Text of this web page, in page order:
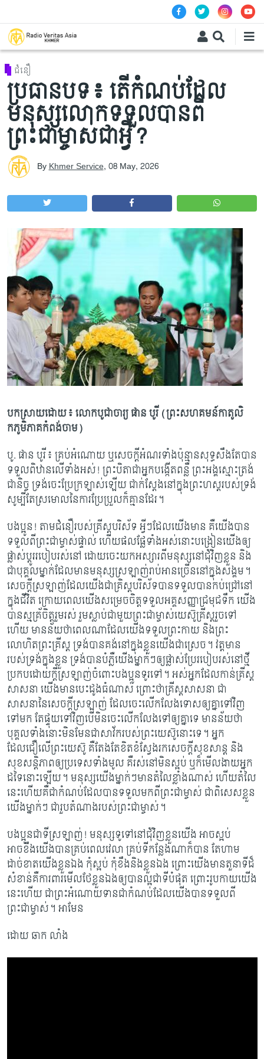
ជំនឿ
ប្រធានបទ៖ តើកំណប់ដែល
មនុស្សលោកទទួលបានពី
ព្រះជាម្ចាស់ជាអ្វី?
ByKhmer Service, 08 May, 2026
បកស្រាយដោយ៖ លោកបូជាចារ្យ ផាន បូរី (ព្រះសហគមន៍កាតូលិ
កភូមិភាគកំពង់ចាម)
បូ. ផាន បូរី៖ គ្រប់អំណោយ ឬសេចក្តីអំណរទាំង​ប៉ុន្មានសុទ្ធសឹងតែបាន
ទទួលពិឋានលើទាំងអស់! ព្រះបិតាជាអ្នកបង្កើតពន្លឺ ព្រះអង្គស្មោះត្រង់
ជានិច្ច ទ្រង់ចេះប្រែក្រឡាស់ឡើយ ជាក់ស្តែងនៅក្នុងព្រះហស្តរបស់ទ្រង់
សូម្បីតែស្រមោលនៃការប្រែប្រួលក៏គ្មានដែរ។
បងប្អូន! តាមជំនឿរបស់គ្រីស្តបរិស័ទ អ្វីៗដែលយើងមាន គឺយើងបាន
ទទួលពីព្រះជាម្ចាស់ផ្ទាល់ ហើយផលផ្លែទាំងអស់នោះបង្រៀនយើងឲ្យ
ផ្លាស់ប្តូររបៀបរស់នៅ ដោយចេះយកអស្សារពីមនុស្សនៅជុំវិញខ្លួន និង
ជាបុគ្គលម្នាក់ដែលមានមនុស្សស្រឡាញ់រាប់អានច្រើននៅក្នុងសង្គម។
សេចក្តីស្រឡាញ់ដែលយើងជាគ្រិស្តបរិស័ទបានទទួលបានកប់ជ្រៅនៅ
ក្នុងជីវិត ក្រោយពេលយើងសម្រេចចិត្តទទួលអគ្គសញ្ញាជ្រមុជទឹក យើង
បានស្មគ្រ័ចិត្តរួមរស់ រួមស្លាប់ជាមួយព្រះជាម្ចាស់យេស៊ូគ្រីស្តរួចទៅ
ហើយ មានន័យថាពេលណាដែលយើងទទួលព្រះកាយ និងព្រះ
លោហិតព្រះគ្រីស្ត ទ្រង់បានគង់នៅក្នុងខ្លួនយើងជាស្រេច។ វត្តមាន
របស់ទ្រង់ក្នុងខ្លួន ទ្រង់បានបំភ្លឺយើងម្នាក់ៗឲ្យផ្លាស់ប្រែរបៀបរស់នៅថ្មី
ប្រកបដោយក្តីស្រឡាញ់ចំពោះបងប្អូនទូរទៅ។ អស់អ្នកដែលកាន់គ្រីស្ត
សាសនា យើងមានបេះដូងធំណាស់ ព្រោះថាគ្រីស្តសាសនា ជា
សាសនានៃសេចក្តីស្រឡាញ់ ដែលចេះលើកលែងទោសឲ្យគ្នាទៅវិញ
ទៅមក តែផ្ទុយទៅវិញបើមិនចេះលើកលែងទៅឲ្យគ្នាទេ មានន័យថា
បុគ្គលទាំងនោះមិនមែនជាសាវ័ករបស់ព្រះយេស៊ូនោះទេ។ អ្នក
ដែលជឿលើព្រះយេស៊ូ គឺតែងតែខិតខំស្វែងរកសេចក្តីសុខសាន្ត និង
សុខសន្តិភាពឲ្យប្រទេសទាំងមូល គឺរស់នៅមិនស្អប់ ឬក៏មើលងាយអ្នក
ដទៃនោះឡើយ។ មនុស្សយើងម្នាក់ៗមានតំលៃខ្លាំងណាស់ ហើយតំលៃ
នេះហើយគឺជាកំណប់ដែលបានទទួលមកពីព្រះជាម្ចាស់ ជាពិសេសខ្លួន
យើងម្នាក់ៗ ជារួបតំណាងរបស់ព្រះជាម្ចាស់។
បងប្អូនជាទីស្រឡាញ់! មនុស្សទូទៅនៅជុំវិញខ្លួនយើង អាចស្អប់
អាចខឹងយើងបានគ្រប់ពេលវេលា គ្រប់ទីកន្លែងណាក៏បាន តែហាម
ដាច់ខាតយើងខ្លួនឯង កុំស្អប់ កុំខឹងនិងខ្លួនឯង ព្រោះយើងមានតួនាទីដ៏
សំខាន់គឺការពារមើលថែខ្លួនឯងឲ្យបានល្អជាទីបំផុត ព្រោះរូបកាយយើង
នេះហើយ ជាព្រះអំណោយទានជាកំណប់​ដែលយើងបានទទួលពី
ព្រះជាម្ចាស់។ អាមែន
ដោយ​ ឆាក លាំង